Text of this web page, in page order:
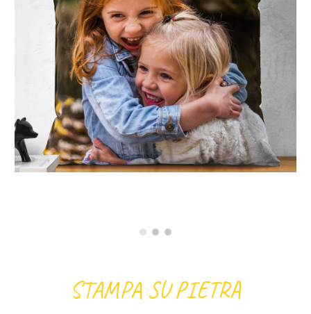
STAMPA SU PIETRA